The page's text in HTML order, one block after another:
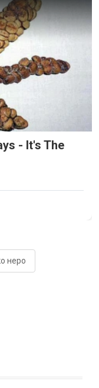
- It's The
неро